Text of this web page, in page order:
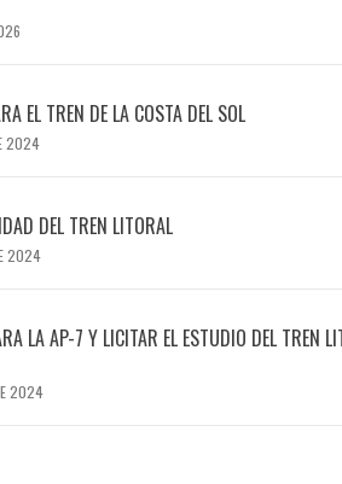
EL TREN DE LA COSTA DEL SOL
2024
DEL TREN LITORAL
2024
LA AP-7 Y LICITAR EL ESTUDIO DEL TREN
2024